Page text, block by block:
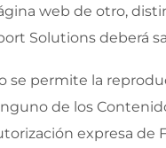
web de otro,
Solutions deberá
se permite la
de los
expresa de